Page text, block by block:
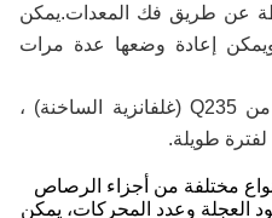
عن طريق فك المعدات.يمكن
ويمكن إعادة وضعها عدة مرات
عجلة الدوران لدينا، المصنوعة من Q235 (غلفانزية الساخنة) ،
طويلة.
مختلفة من أجزاء الرصاص
العجلة وعدد المحركات، يمكن